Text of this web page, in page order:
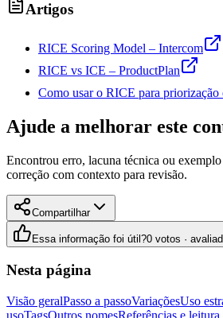
Artigos
RICE Scoring Model – Intercom
RICE vs ICE – ProductPlan
Como usar o RICE para priorização
Ajude a melhorar este
Encontrou erro, lacuna técnica ou
correção com contexto para revisão.
Compartilhar
Essa informação foi útil?0 votos ·
Nesta página
Visão geralPasso a passoVariaçõesUso
usoTagsOutros nomesReferências e leitura